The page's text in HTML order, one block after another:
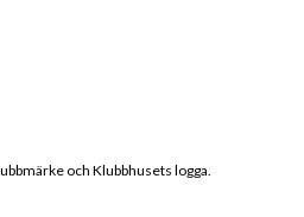
och Klubbhusets logga.